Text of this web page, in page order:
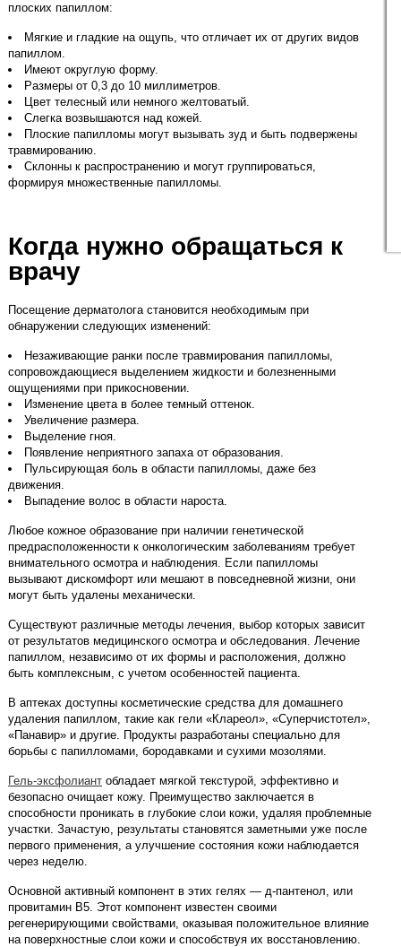
плоских папиллом:
Мягкие и гладкие на ощупь, что отличает их от других видов
папиллом.
Имеют округлую форму.
Размеры от 0,3 до 10 миллиметров.
Цвет телесный или немного желтоватый.
Слегка возвышаются над кожей.
Плоские папилломы могут вызывать зуд и быть подвержены
травмированию.
Склонны к распространению и могут группироваться,
формируя множественные папилломы.
Когда нужно обращаться к
врачу
Посещение дерматолога становится необходимым при
обнаружении следующих изменений:
Незаживающие ранки после травмирования папилломы,
сопровождающиеся выделением жидкости и болезненными
ощущениями при прикосновении.
Изменение цвета в более темный оттенок.
Увеличение размера.
Выделение гноя.
Появление неприятного запаха от образования.
Пульсирующая боль в области папилломы, даже без
движения.
Выпадение волос в области нароста.
Любое кожное образование при наличии генетической
предрасположенности к онкологическим заболеваниям требует
внимательного осмотра и наблюдения. Если папилломы
вызывают дискомфорт или мешают в повседневной жизни, они
могут быть удалены механически.
Существуют различные методы лечения, выбор которых зависит
от результатов медицинского осмотра и обследования. Лечение
папиллом, независимо от их формы и расположения, должно
быть комплексным, с учетом особенностей пациента.
В аптеках доступны косметические средства для домашнего
удаления папиллом, такие как гели «Клареол», «Суперчистотел»,
«Панавир» и другие. Продукты разработаны специально для
борьбы с папилломами, бородавками и сухими мозолями.
Гель-эксфолиант обладает мягкой текстурой, эффективно и
безопасно очищает кожу. Преимущество заключается в
способности проникать в глубокие слои кожи, удаляя проблемные
участки. Зачастую, результаты становятся заметными уже после
первого применения, а улучшение состояния кожи наблюдается
через неделю.
Основной активный компонент в этих гелях — д-пантенол, или
провитамин В5. Этот компонент известен своими
регенерирующими свойствами, оказывая положительное влияние
на поверхностные слои кожи и способствуя их восстановлению.